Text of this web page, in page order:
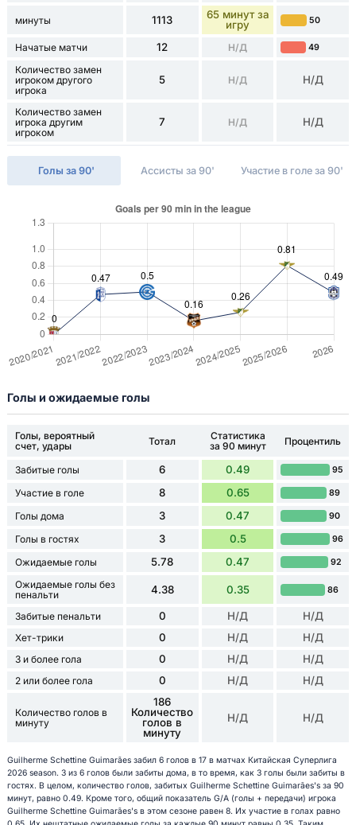
минуты 1113
65 минут за
игру
50
Начатые матчи 12 Н/Д 49
Количество замен
игроком другого
игрока
5 Н/Д Н/Д
Количество замен
игрока другим
игроком
7 Н/Д Н/Д
Голы за 90' Ассисты за 90' Участие в голе за 90'
Голы и ожидаемые голы
Голы, вероятный
счет, удары
Тотал
Статистика
за 90 минут
Процентиль
Забитые голы 6 0.49 95
Участие в голе 8 0.65 89
Голы дома 3 0.47 90
Голы в гостях 3 0.5 96
Ожидаемые голы 5.78 0.47 92
Ожидаемые голы без
пенальти
4.38 0.35 86
Забитые пенальти 0 Н/Д Н/Д
Хет-трики 0 Н/Д Н/Д
3 и более гола 0 Н/Д Н/Д
2 или более гола 0 Н/Д Н/Д
Количество голов в
минуту
186
Количество
голов в
минуту
Н/Д Н/Д
Guilherme Schettine Guimarães забил 6 голов в 17 в матчах Китайская Суперлига
2026 season. 3 из 6 голов были забиты дома, в то время, как 3 голы были забиты в
гостях. В целом, количество голов, забитых Guilherme Schettine Guimarães's за 90
минут, равно 0.49. Кроме того, общий показатель G/A (голы + передачи) игрока
Guilherme Schettine Guimarães's в этом сезоне равен 8. Их участие в голах равно